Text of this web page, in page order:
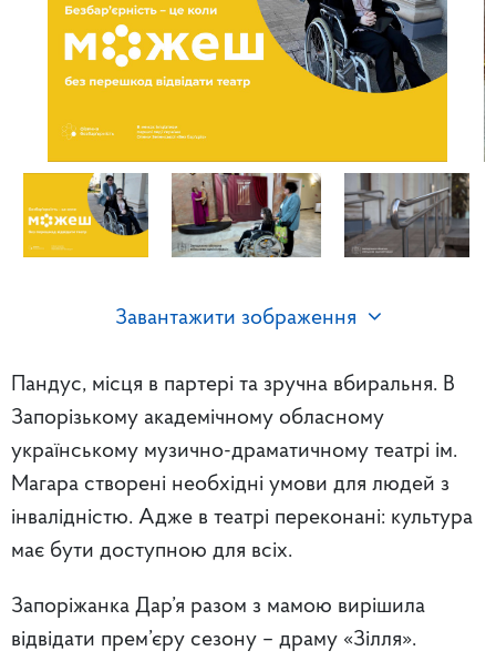
Завантажити зображення
Пандус, місця в партері та зручна вбиральня. В
Запорізькому академічному обласному
українському музично-драматичному театрі ім.
Магара створені необхідні умови для людей з
інвалідністю. Адже в театрі переконані: культура
має бути доступною для всіх.
Запоріжанка Дар’я разом з мамою вирішила
відвідати прем’єру сезону – драму «Зілля».